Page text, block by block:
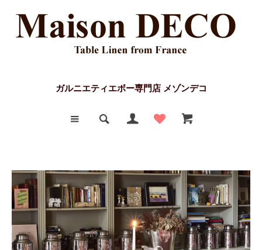
ガルニエティエボー専門店 メゾンデコ